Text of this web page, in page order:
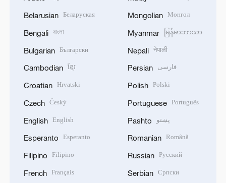
Belarusian Беларуская
Bengali বাংলা
Bulgarian Български
Cambodian ខ្មែរ
Croatian Hrvatski
Czech Český
English English
Esperanto Esperanto
Filipino Filipino
French Français
Mongolian Монгол
Myanmar မြန်မာဘာသာ
Nepali नेपाली
Persian فارسی
Polish Polski
Portuguese Português
Pashto پښتو
Romanian Română
Russian Русский
Serbian Српски